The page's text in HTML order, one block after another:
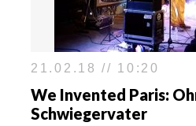
21.02.18 // 10:20
We Invented Paris:
Schwiegervater